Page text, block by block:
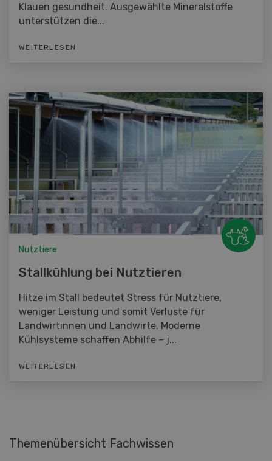
Klauen gesundheit. Ausgewählte Mineralstoffe
unterstützen die...
WEITERLESEN
Nutztiere
Stallkühlung bei Nutztieren
Hitze im Stall bedeutet Stress für Nutztiere,
weniger Leistung und somit Verluste für
Landwirtinnen und Landwirte. Moderne
Kühlsysteme schaffen Abhilfe – j...
WEITERLESEN
Themenübersicht Fachwissen